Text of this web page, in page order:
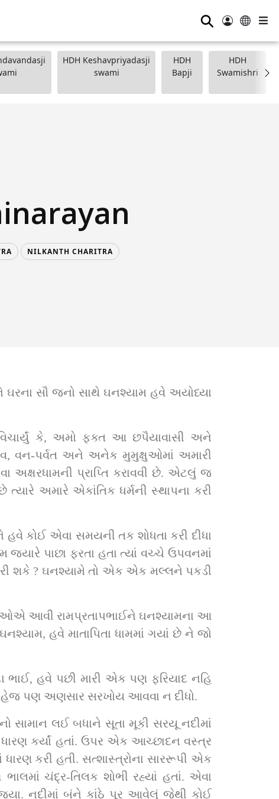
⚲
HDH Keshavpriyadasji
swami
HDH
Bapji
HDH
Swamishri
NILKANTH CHARITRA
ઘરના સૌ જનો સાથે ઘનશ્યામ હવે અયોધ્યા
વિચાર્યું કે, અમો ફક્ત આ છપૈયાવાસી અને
વન-પર્વત અને અનેક મુમુક્ષુઓમાં અમારી
અક્ષરધામની પ્રાપ્તિ કરાવવી છે. એટલું જ
અમારે એકાંતિક ધર્મની સ્થાપના કરી
કોઈ એવા સમયની તક શોધતા કરી દીધા
પાછા ફરતા હતા ત્યાં વચ્ચે ઉપવનમાં
શકે ? ઘનશ્યામે તો એક એક મલ્લને પકડી
આવી રામપ્રતાપભાઈને ઘનશ્યામના આ
હવે માતાપિતા ધામમાં ગયાં છે ને જો
હવે પછી મારી એક પણ ફરિયાદ નહિ
સહેજ પણ અણસાર સરખોય આવવા ન દીધો.
સામાન લઈ બધાને સૂતા મૂકી સરયૂ નદીમાં
કર્યાં હતાં. ઉપર એક આચ્છાદન વસ્ત્ર
કરી હતી. સત્શાસ્ત્રોના સારરૂપી એક
ચંદ્ર-તિલક શોભી રહ્યાં હતાં. એવા
નદીમાં બંને કાંઠે પૂર આવેલું જેથી કોઈ